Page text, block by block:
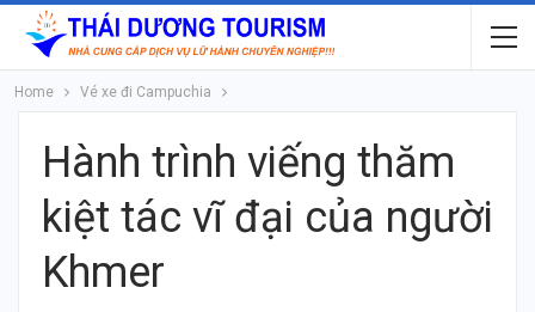
Home Vé xe đi Campuchia
Hành trình viếng thăm
kiệt tác vĩ đại của người
Khmer